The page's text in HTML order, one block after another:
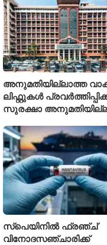
അനുമതിയില്ലാത്ത
ലിഫ്റ്റുകൾ
സുരക്ഷാ
ഹൈക്കോടതിയുടെ
സ്പെയിനിൽ ഫ്രഞ്ച്
വിനോദസഞ്ചാരിക്ക്